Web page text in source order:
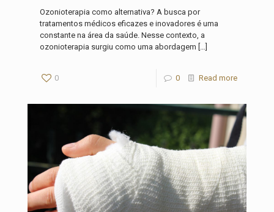
Ozonioterapia como alternativa? A busca por
tratamentos médicos eficazes e inovadores é uma
constante na área da saúde. Nesse contexto, a
ozonioterapia surgiu como uma abordagem […]
0 0 Read more